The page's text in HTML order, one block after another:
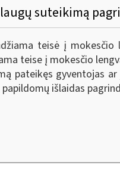
suteikimą
teisė į mokesčio
teise į mokesčio
pateikęs gyventojas
išlaidas